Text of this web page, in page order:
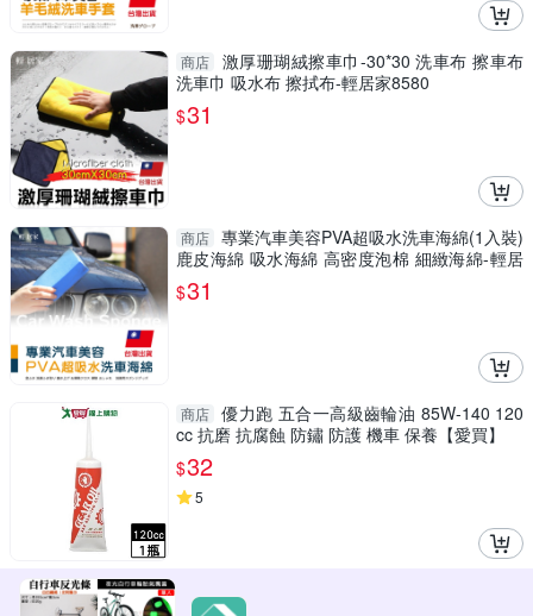
商店
激厚珊瑚絨擦車巾-30*30 洗車布 擦車布
洗車巾 吸水布 擦拭布-輕居家8580
$31
商店 專業汽車美容PVA超吸水洗車海綿(1入裝)
鹿皮海綿 吸水海綿 高密度泡棉 細緻海綿-輕居
家0833
$31
商店 優力跑 五合一高級齒輪油 85W-140 120
cc 抗磨 抗腐蝕 防鏽 防護 機車 保養【愛買】
$32
5